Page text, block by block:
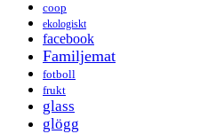
coop
ekologiskt
facebook
Familjemat
fotboll
frukt
glass
glögg